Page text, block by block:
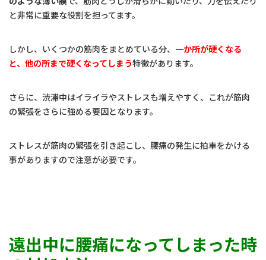
と非常に重要な役割を担ってます。
しかし、いくつかの筋肉をまとめている分、 一か所が硬くなる
と、他の所まで硬くなってしまう特徴があります。
さらに、渋滞中はイライラやストレスも増えやすく、これが筋肉
の緊張をさらに強める要因となります。
ストレスが筋肉の緊張を引き起こし、腰痛の発生に拍車をかける
事がありますので注意が必要です。
遠出中に腰痛になってしまった時